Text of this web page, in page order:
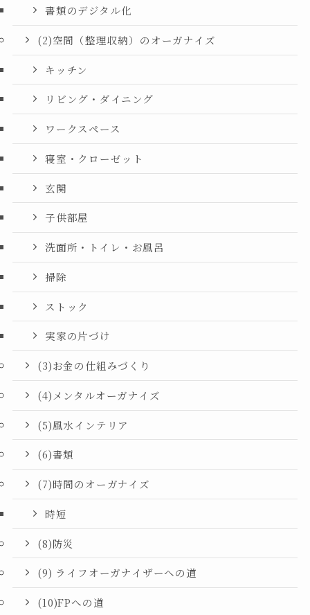
書類のデジタル化
(2)空間（整理収納）のオーガナイズ
キッチン
リビング・ダイニング
ワークスペース
寝室・クローゼット
玄関
子供部屋
洗面所・トイレ・お風呂
掃除
ストック
実家の片づけ
(3)お金の仕組みづくり
(4)メンタルオーガナイズ
(5)風水インテリア
(6)書類
(7)時間のオーガナイズ
時短
(8)防災
(9) ライフオーガナイザーへの道
(10)FPへの道